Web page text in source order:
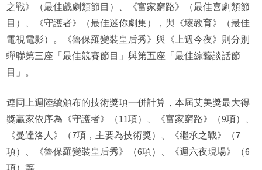
之戰》（最佳戲劇類節目）、《富家窮路》（最佳喜劇類節
目）、《守護者》（最佳迷你劇集），與《壞教育》（最佳
電視電影）。《魯保羅變裝皇后秀》與《上週今夜》則分別
蟬聯第三座「最佳競賽節目」與第五座「最佳綜藝談話節
目」。
連同上週陸續頒布的技術獎項一併計算，本屆艾美獎最大得
獎贏家依序為《守護者》（11項）、《富家窮路》（9項）、
《曼達洛人》（7項，主要為技術獎）、《繼承之戰》（7
項）、《魯保羅變裝皇后秀》（6項）、《週六夜現場》（6